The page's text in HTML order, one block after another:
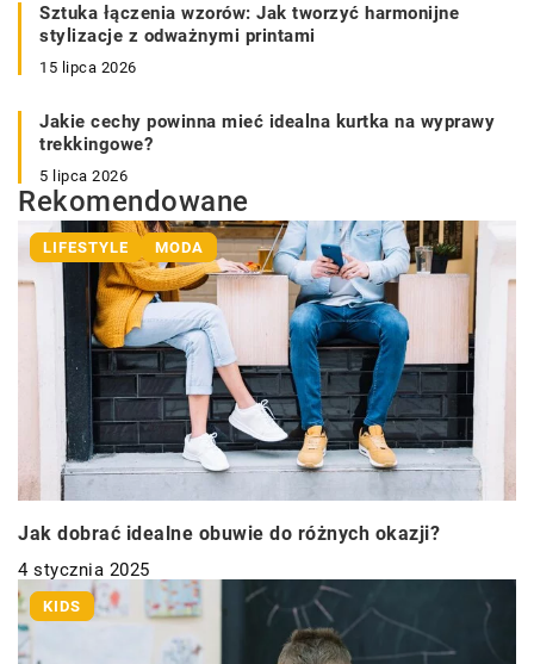
Sztuka łączenia wzorów: Jak tworzyć harmonijne
stylizacje z odważnymi printami
15 lipca 2026
Jakie cechy powinna mieć idealna kurtka na wyprawy
trekkingowe?
5 lipca 2026
Rekomendowane
LIFESTYLE MODA
Jak dobrać idealne obuwie do różnych okazji?
4 stycznia 2025
KIDS